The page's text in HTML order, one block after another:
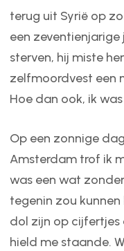
terug uit Syrië op
een
sterven, hij miste
zelfmoordvest een
Hoe dan ook, ik
Op een zonnige
Amsterdam trof ik
was een wat
tegenin zou
dol zijn op cijfertjes
hield me staande.